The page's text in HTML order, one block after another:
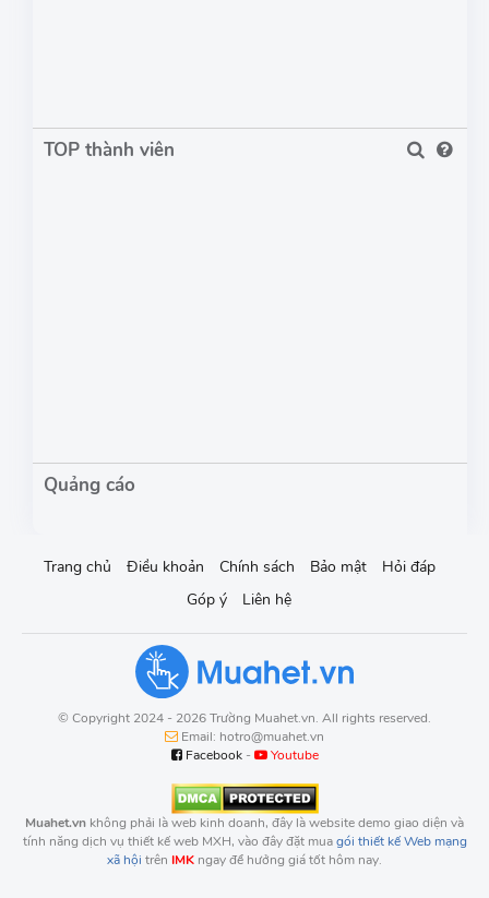
TOP thành viên
Trang chủ Điều khoản Chính sách Bảo mật
Hỏi đáp
Góp ý
Liên hệ
© Copyright 2024 - 2026 Trường Muahet.vn. All rights reserved.
Email: hotro@muahet.vn
Facebook- Youtube
Muahet.vn không phải là web kinh doanh, đây là website demo giao diện và
tính năng dịch vụ thiết kế web MXH, vào đây đặt muagói thiết kế Web mạng
xã hội trên IMK ngay để hưởng giá tốt hôm nay.